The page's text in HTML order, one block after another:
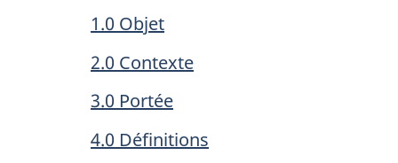
1.0 Objet
2.0 Contexte
3.0 Portée
4.0 Définitions